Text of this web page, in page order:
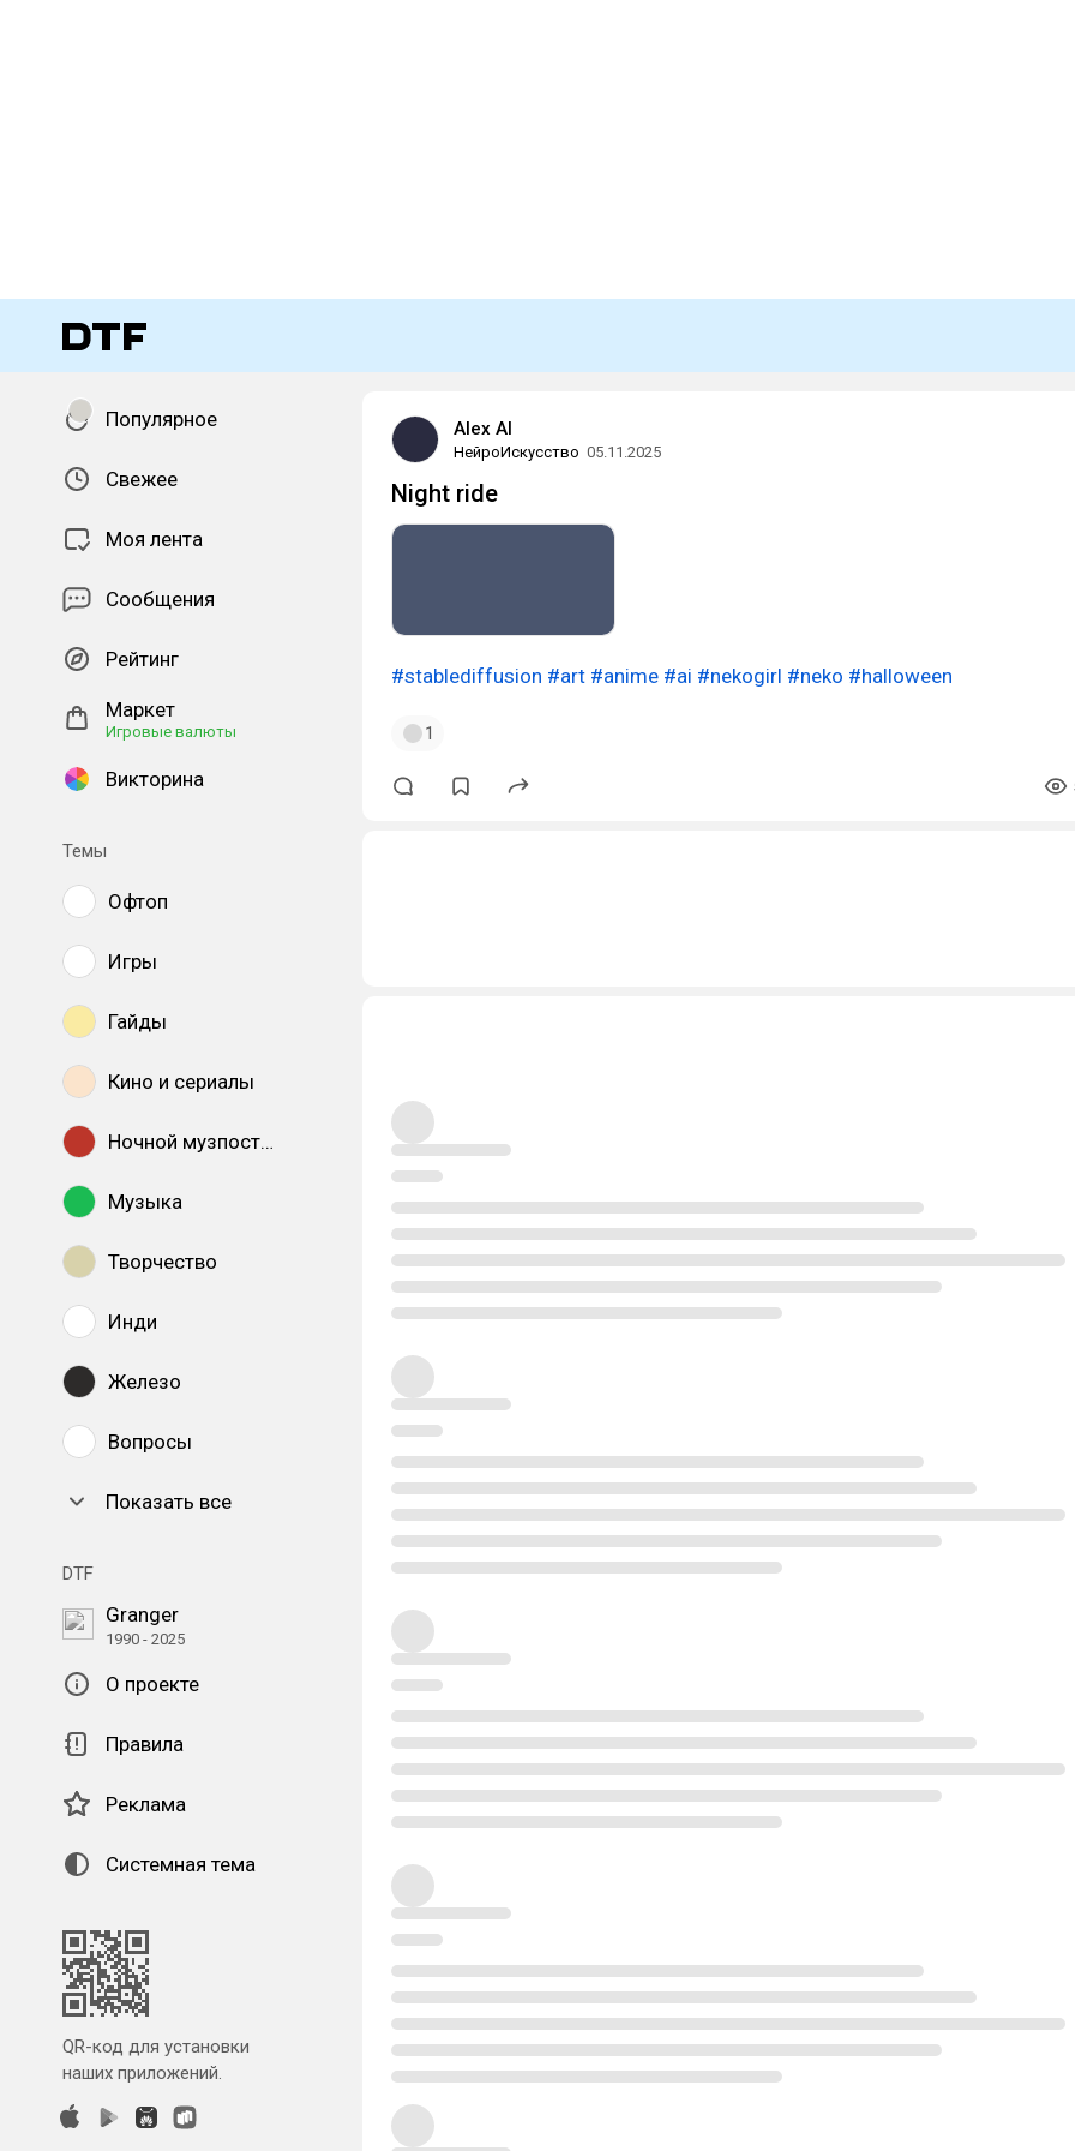
Популярное
Свежее
Моя лента
Сообщения
Рейтинг
Маркет
Игровые валюты
Викторина
Темы
Офтоп
Игры
Гайды
Кино и сериалы
Ночной музпостинг
Музыка
Творчество
Инди
Железо
Вопросы
Показать все
DTF
Granger
1990 - 2025
О проекте
Правила
Реклама
Системная тема
QR-код для установки
наших приложений.
Alex AI
НейроИскусство 05.11.2025
Night ride
#stablediffusion #art #anime #ai #nekogirl #neko #halloween
1